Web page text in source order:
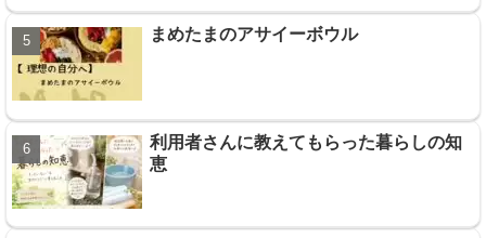
まめたまのアサイーボウル
利用者さんに教えてもらった暮らしの知
恵